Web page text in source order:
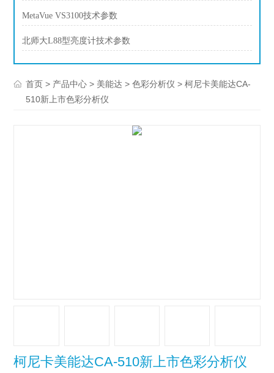
MetaVue VS3100技术参数
北师大L88型亮度计技术参数
首页 > 产品中心 > 美能达 >色彩分析仪 > 柯尼卡美能达CA-
510新上市色彩分析仪
柯尼卡美能达CA-510新上市色彩分析仪